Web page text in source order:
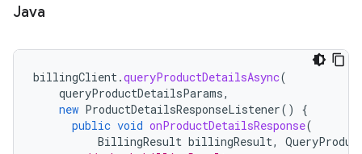
Java
billingClient.queryProductDetailsAsync(
queryProductDetailsParams,
new ProductDetailsResponseListener()
{
public void onProductDetailsResponse(
BillingResult billingResult,